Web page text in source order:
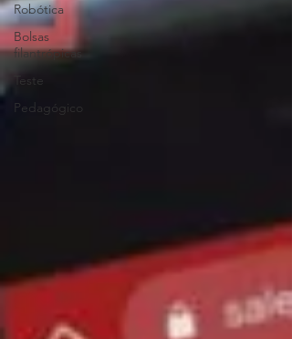
Robótica
Bolsas
filantrópicas
Teste
Pedagógico